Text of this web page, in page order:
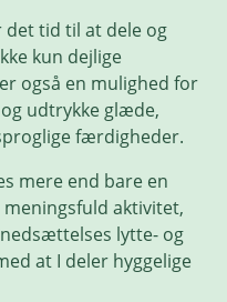
tid til at dele og
kun dejlige
også en mulighed for
udtrykke glæde,
færdigheder.
mere end bare en
aktivitet,
lytte- og
at I deler hyggelige